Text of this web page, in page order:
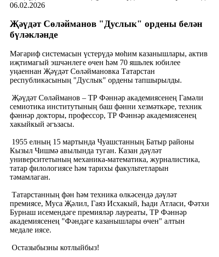
06.02.2026
Җәүдәт Сөләйманов "Дуслык" ордены белән
бүләкләнде
Мәгариф системасын үстерүдә мөһим казанышлары, актив
иҗтимагый эшчәнлеге өчен һәм 70 яшьлек юбилее
уңаеннан Җәүдәт Сөләймановка Татарстан
республикасының "Дуслык" ордены тапшырылды.
Җәүдәт Сөләйманов – ТР Фәннәр академиясенең Гамәли
семиотика институтының баш фәнни хезмәткәре, техник
фәннәр докторы, профессор, ТР Фәннәр академиясенең
хакыйкый әгъзасы.
1955 елның 15 мартында Чуашстанның Батыр районы
Кызыл Чишмә авылында туган. Казан дәүләт
университетының механика-математика, журналистика,
татар филологиясе һәм тарихы факультетларын
тәмамлаган.
Татарстанның фән һәм техника өлкәсендә дәүләт
премиясе, Муса Җәлил, Гаяз Исхакый, Һади Атласи, Фәтхи
Бурнаш исемендәге премияләр лауреаты, ТР Фәннәр
академиясенең "Фәндәге казанышлары өчен" алтын
медале иясе.
Остазыбызны котлыйбыз!